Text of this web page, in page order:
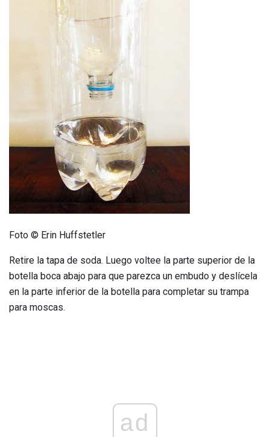
Foto © Erin Huffstetler
Retire la tapa de soda. Luego voltee la parte superior de la
botella boca abajo para que parezca un embudo y deslícela
en la parte inferior de la botella para completar su trampa
para moscas.
ad